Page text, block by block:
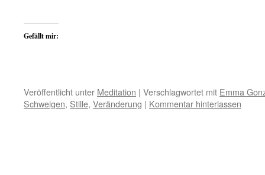
Gefällt mir:
Veröffentlicht unter Meditation | Verschlagwortet mit Emma
Schweigen, Stille, Veränderung | Kommentar hinterlassen